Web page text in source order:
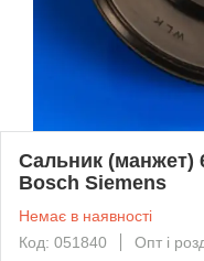
Сальник (манжет)
Bosch Siemens
Немає в наявності
Код: 051840
Опт і